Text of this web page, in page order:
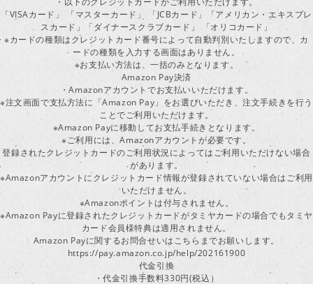
「VISAカード」 「マスターカード」 「JCBカード」「アメリカン・エキスプレ
スカード」「ダイナースクラブカード」 「オリコカード」
※カードの種類はクレジットカード番号によって自動判別いたしますので、カ
ードの種類を入力する画面はありません。
※お支払い方法は、一括のみとなります。
Amazon Pay決済
・Amazonアカウントでお支払いいただけます。
※注文画面で支払方法に「Amazon Pay」をお選びいただき、注文手続きを行う
ことでご利用いただけます。
※Amazon Payに移動してお支払手続きとなります。
※ご利用には、Amazonアカウントが必要です。
登録されたクレジットカードのご利用状況によってはご利用いただけない場合
があります。
※Amazonアカウントにクレジットカード情報が登録されていない場合はご利用
いただけません。
※Amazonポイントは付与されません。
※Amazon Payに登録されたクレジットカードがタミヤカードの場合でもタミヤ
カード会員様特典は適用されません。
Amazon Payに関するお問合せいはこちらまでお願いします。
https://pay.amazon.co.jp/help/202161900
代金引換
・代金引換手数料330円(税込）